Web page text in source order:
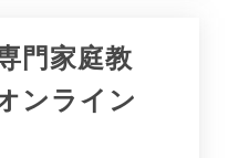
門家庭教
ンライン